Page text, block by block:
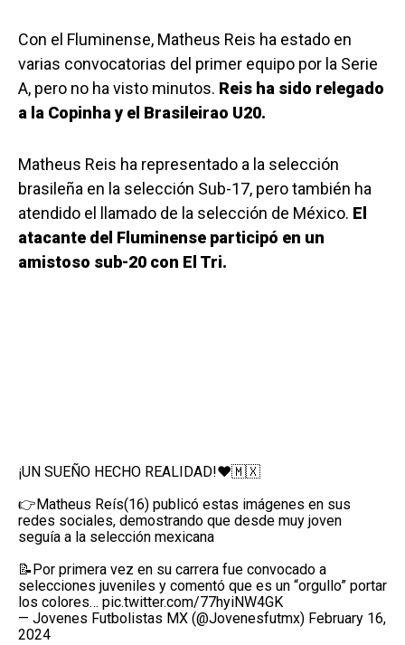
Con el Fluminense, Matheus Reis ha estado en
varias convocatorias del primer equipo por la Serie
A, pero no ha visto minutos. Reis ha sido relegado
a la Copinha y el Brasileirao U20.
Matheus Reis ha representado a la selección
brasileña en la selección Sub-17, pero también ha
atendido el llamado de la selección de México. El
atacante del Fluminense participó en un
amistoso sub-20 con El Tri.
¡UN SUEÑO HECHO REALIDAD!❤️🇲🇽
👉Matheus Reís(16) publicó estas imágenes en sus
redes sociales, demostrando que desde muy joven
seguía a la selección mexicana
📝Por primera vez en su carrera fue convocado a
selecciones juveniles y comentó que es un “orgullo” portar
los colores… pic.twitter.com/77hyiNW4GK
— Jovenes Futbolistas MX (@Jovenesfutmx) February 16,
2024